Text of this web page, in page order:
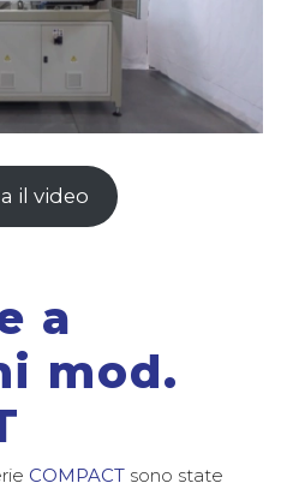
il video
a
mod.
COMPACT sono state